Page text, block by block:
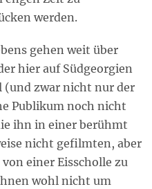
werden.
gehen weit über
hier auf Südgeorgien
(und zwar nicht nur der
Publikum noch nicht
ihn in einer berühmt
nicht gefilmten, aber
einer Eisscholle zu
wohl nicht um